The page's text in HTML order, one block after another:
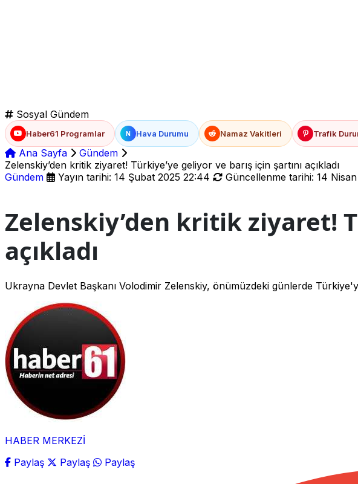
Sosyal Gündem
Haber61 Programlar N Hava Durumu Namaz Vakitleri Trafik
Ana Sayfa
Gündem
Zelenskiy’den kritik ziyaret! Türkiye’ye geliyor ve barış için şartını açıkladı
Gündem
Yayın tarihi: 14 Şubat 2025 22:44 Güncellenme tarihi: 14 Nisan
Zelenskiy’den kritik ziyaret!
açıkladı
Ukrayna Devlet Başkanı Volodimir Zelenskiy, önümüzdeki günlerde
HABER MERKEZİ
Paylaş
Paylaş Paylaş